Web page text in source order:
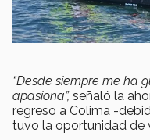
“Desde siempre me ha
apasiona”, señaló la
regreso a Colima -
tuvo la oportunidad de